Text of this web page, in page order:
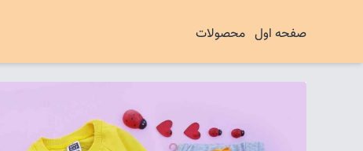
صفحه اول محصولات